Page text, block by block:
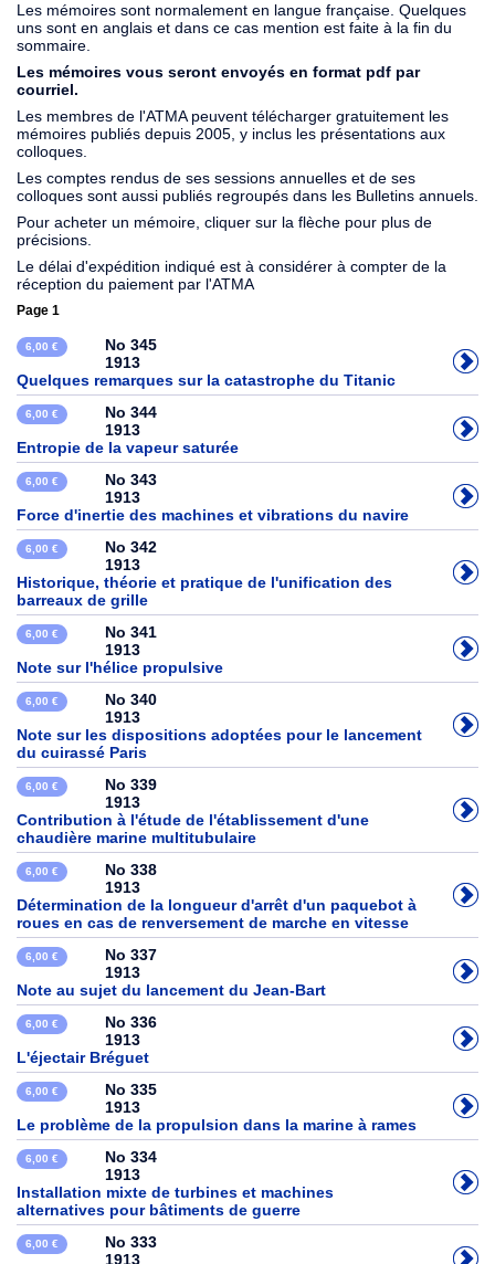
Les mémoires sont normalement en langue française. Quelques
uns sont en anglais et dans ce cas mention est faite à la fin du
sommaire.
Les mémoires vous seront envoyés en format pdf par
courriel.
Les membres de l'ATMA peuvent télécharger gratuitement les
mémoires publiés depuis 2005, y inclus les présentations aux
colloques.
Les comptes rendus de ses sessions annuelles et de ses
colloques sont aussi publiés regroupés dans les Bulletins annuels.
Pour acheter un mémoire, cliquer sur la flèche pour plus de
précisions.
Le délai d'expédition indiqué est à considérer à compter de la
réception du paiement par l'ATMA
Page 1
6,00 €
No 345
1913
Quelques remarques sur la catastrophe du Titanic
6,00 €
No 344
1913
Entropie de la vapeur saturée
6,00 €
No 343
1913
Force d'inertie des machines et vibrations du navire
6,00 €
No 342
1913
Historique, théorie et pratique de l'unification des
barreaux de grille
6,00 €
No 341
1913
Note sur l'hélice propulsive
6,00 €
No 340
1913
Note sur les dispositions adoptées pour le lancement
du cuirassé Paris
6,00 €
No 339
1913
Contribution à l'étude de l'établissement d'une
chaudière marine multitubulaire
6,00 €
No 338
1913
Détermination de la longueur d'arrêt d'un paquebot à
roues en cas de renversement de marche en vitesse
6,00 €
No 337
1913
Note au sujet du lancement du Jean-Bart
6,00 €
No 336
1913
L'éjectair Bréguet
6,00 €
No 335
1913
Le problème de la propulsion dans la marine à rames
6,00 €
No 334
1913
Installation mixte de turbines et machines
alternatives pour bâtiments de guerre
6,00 €
No 333
1913